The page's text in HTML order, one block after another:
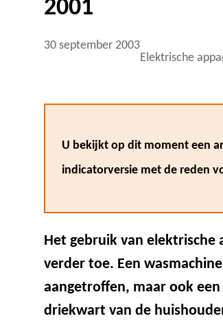
2001
30 september 2003
Elektrische
U bekijkt op dit moment een
indicatorversie met de reden
Het gebruik van elektrische
verder toe. Een
aangetroffen, maar ook
driekwart van de